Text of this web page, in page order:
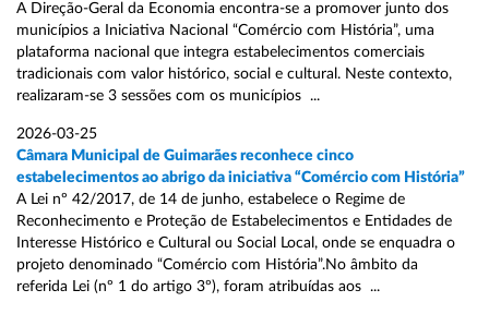
A Direção-Geral da Economia encontra-se a promover junto dos
municípios a Iniciativa Nacional “Comércio com História”, uma
plataforma nacional que integra estabelecimentos comerciais
tradicionais com valor histórico, social e cultural. Neste contexto,
realizaram-se 3 sessões com os municípios ...
2026-03-25
Câmara Municipal de Guimarães reconhece cinco
estabelecimentos ao abrigo da iniciativa “Comércio com História”
A Lei nº 42/2017, de 14 de junho, estabelece o Regime de
Reconhecimento e Proteção de Estabelecimentos e Entidades de
Interesse Histórico e Cultural ou Social Local, onde se enquadra o
projeto denominado “Comércio com História”.No âmbito da
referida Lei (nº 1 do artigo 3º), foram atribuídas aos ...